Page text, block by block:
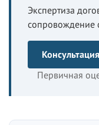
Экспертиза
сопровождение
Первичная